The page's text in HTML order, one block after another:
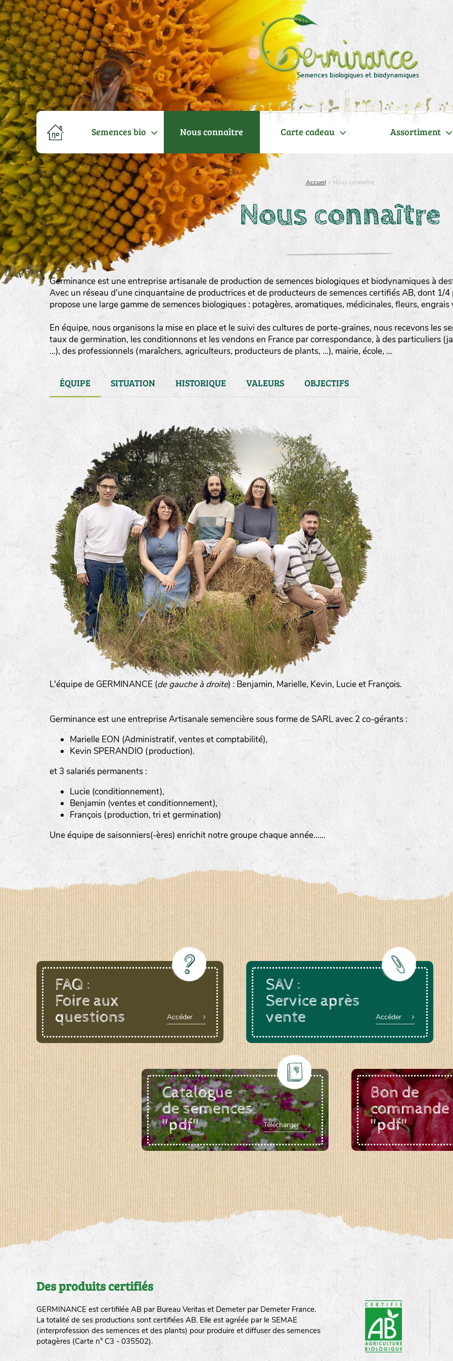
Semences bio Nous connaître Carte cadeau Assortiment
Accueil > Nous connaître
Nous connaître
Germinance est une entreprise artisanale de production de semences biologiques et biodynamiques à
Avec un réseau d'une cinquantaine de productrices et de producteurs de semences certifiés AB, dont 1/
propose une large gamme de semences biologiques : potagères, aromatiques, médicinales, fleurs,
En équipe, nous organisons la mise en place et le suivi des cultures de porte-graines, nous recevons les
taux de germination, les conditionnons et les vendons en France par correspondance, à des particuliers
…), des professionnels (maraîchers, agriculteurs, producteurs de plants, …), mairie, école, …
ÉQUIPE SITUATION HISTORIQUE VALEURS OBJECTIFS
L'équipe de GERMINANCE (de gauche à droite) : Benjamin, Marielle, Kevin, Lucie et François.
Germinance est une entreprise Artisanale semencière sous forme de SARL avec 2 co-gérants :
Marielle EON (Administratif, ventes et comptabilité),
Kevin SPERANDIO (production).
et 3 salariés permanents :
Lucie (conditionnement),
Benjamin (ventes et conditionnement),
François (production, tri et germination)
Une équipe de saisonniers(-ères) enrichit notre groupe chaque année……
Le YOGA ou le BAIN DE GONG, animée par Anne DEVOUGE
Un ATELIER PRATIQUE ET THEORIQUE autour du jardinage, biodynamie, la graine…
La RANDONNEE PEDESTRE pour profiter des chemins bucoliques des environs
Et d’autres activités diverses : cuisine, vannerie, inventaires sur notre domaine avec un expert
la LPO, géobiologie…
FAQ :
Foire aux
questions
Accéder
SAV :
Service après
vente
Accéder
Catalogue
de semences
"pdf"
Télécharger
Bon de
commande
"pdf"
Des produits certifiés
GERMINANCE est certifilée AB par Bureau Veritas et Demeter par Demeter France.
La totalité de ses productions sont certifiées AB. Elle est agréée par le SEMAE
(interprofession des semences et des plants) pour produire et diffuser des semences
potagères (Carte n° C3 - 035502).